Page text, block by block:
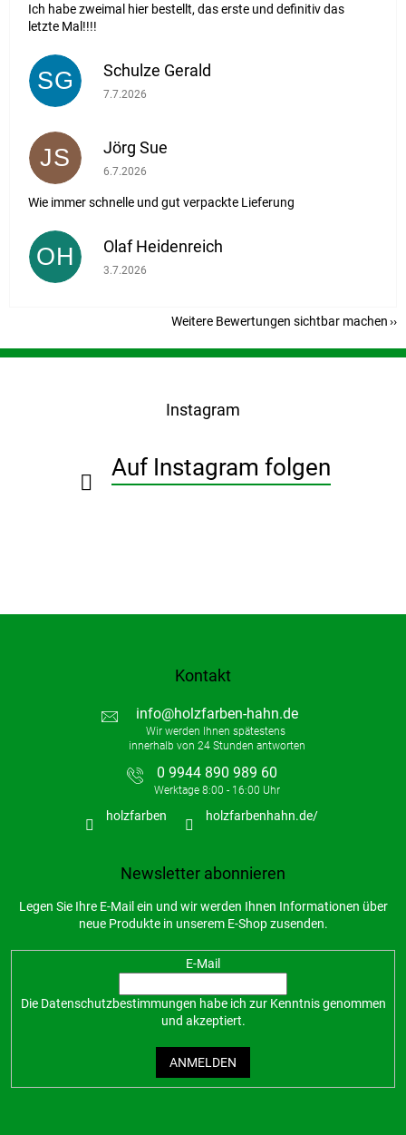
Ich habe zweimal hier bestellt, das erste und definitiv das
letzte Mal!!!!
SG Schulze Gerald
Die Shop-Bewertung beträgt 5 von 5 Sternen.
7.7.2026
JS Jörg Sue
Die Shop-Bewertung beträgt 5 von 5 Sternen.
6.7.2026
Wie immer schnelle und gut verpackte Lieferung
OH Olaf Heidenreich
Die Shop-Bewertung beträgt 5 von 5 Sternen.
3.7.2026
Weitere Bewertungen sichtbar machen
F
Instagram
Auf Instagram folgen
Kontakt
info@holzfarben-hahn.de
0 9944 890 989 60
holzfarben holzfarbenhahn.de/
Newsletter abonnieren
Legen Sie Ihre E-Mail ein und wir werden Ihnen Informationen über
neue Produkte in unserem E-Shop zusenden.
E-Mail
Die Datenschutzbestimmungen habe ich zur Kenntnis genommen
und akzeptiert.
ANMELDEN